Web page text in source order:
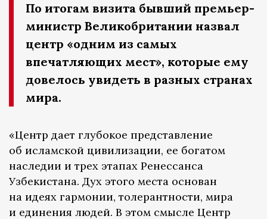
По итогам визита бывший премьер-
министр Великобритании назвал
центр «одним из самых
впечатляющих мест», которые ему
довелось увидеть в разных странах
мира.
«Центр дает глубокое представление
об исламской цивилизации, ее богатом
наследии и трех этапах Ренессанса
Узбекистана. Дух этого места основан
на идеях гармонии, толерантности, мира
и единения людей. В этом смысле Центр